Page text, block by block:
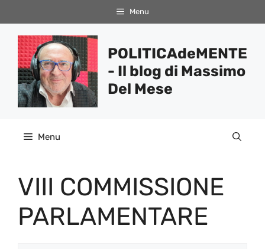
al
contenuto
Menu
POLITICAdeMENTE
- Il blog di Massimo
Del Mese
Menu
VIII COMMISSIONE
PARLAMENTARE